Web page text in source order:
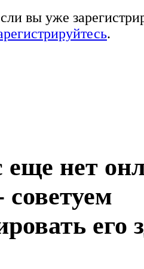
вы уже
.
еще нет
советуем
его